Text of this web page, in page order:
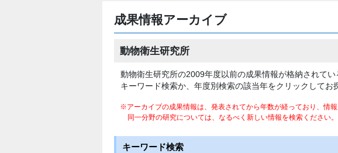
成果情報アーカイブ
動物衛生研究所
動物衛生研究所の2009年度以前の成果情報が格納されてい
キーワード検索か、年度別検索の該当年をクリックしてお
※アーカイブの成果情報は、発表されてから年数が経っており、情報
同一分野の研究については、なるべく新しい情報を検索ください。
キーワード検索